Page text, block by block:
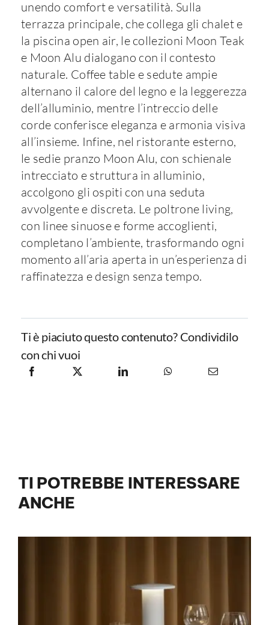
unendo comfort e versatilità. Sulla
terrazza principale, che collega gli chalet e
la piscina open air, le collezioni Moon Teak
e Moon Alu dialogano con il contesto
naturale. Coffee table e sedute ampie
alternano il calore del legno e la leggerezza
dell’alluminio, mentre l’intreccio delle
corde conferisce eleganza e armonia visiva
all’insieme. Infine, nel ristorante esterno,
le sedie pranzo Moon Alu, con schienale
intrecciato e struttura in alluminio,
accolgono gli ospiti con una seduta
avvolgente e discreta. Le poltrone living,
con linee sinuose e forme accoglienti,
completano l’ambiente, trasformando ogni
momento all’aria aperta in un’esperienza di
raffinatezza e design senza tempo.
Ti è piaciuto questo contenuto? Condividilo
con chi vuoi
TI POTREBBE INTERESSARE
ANCHE